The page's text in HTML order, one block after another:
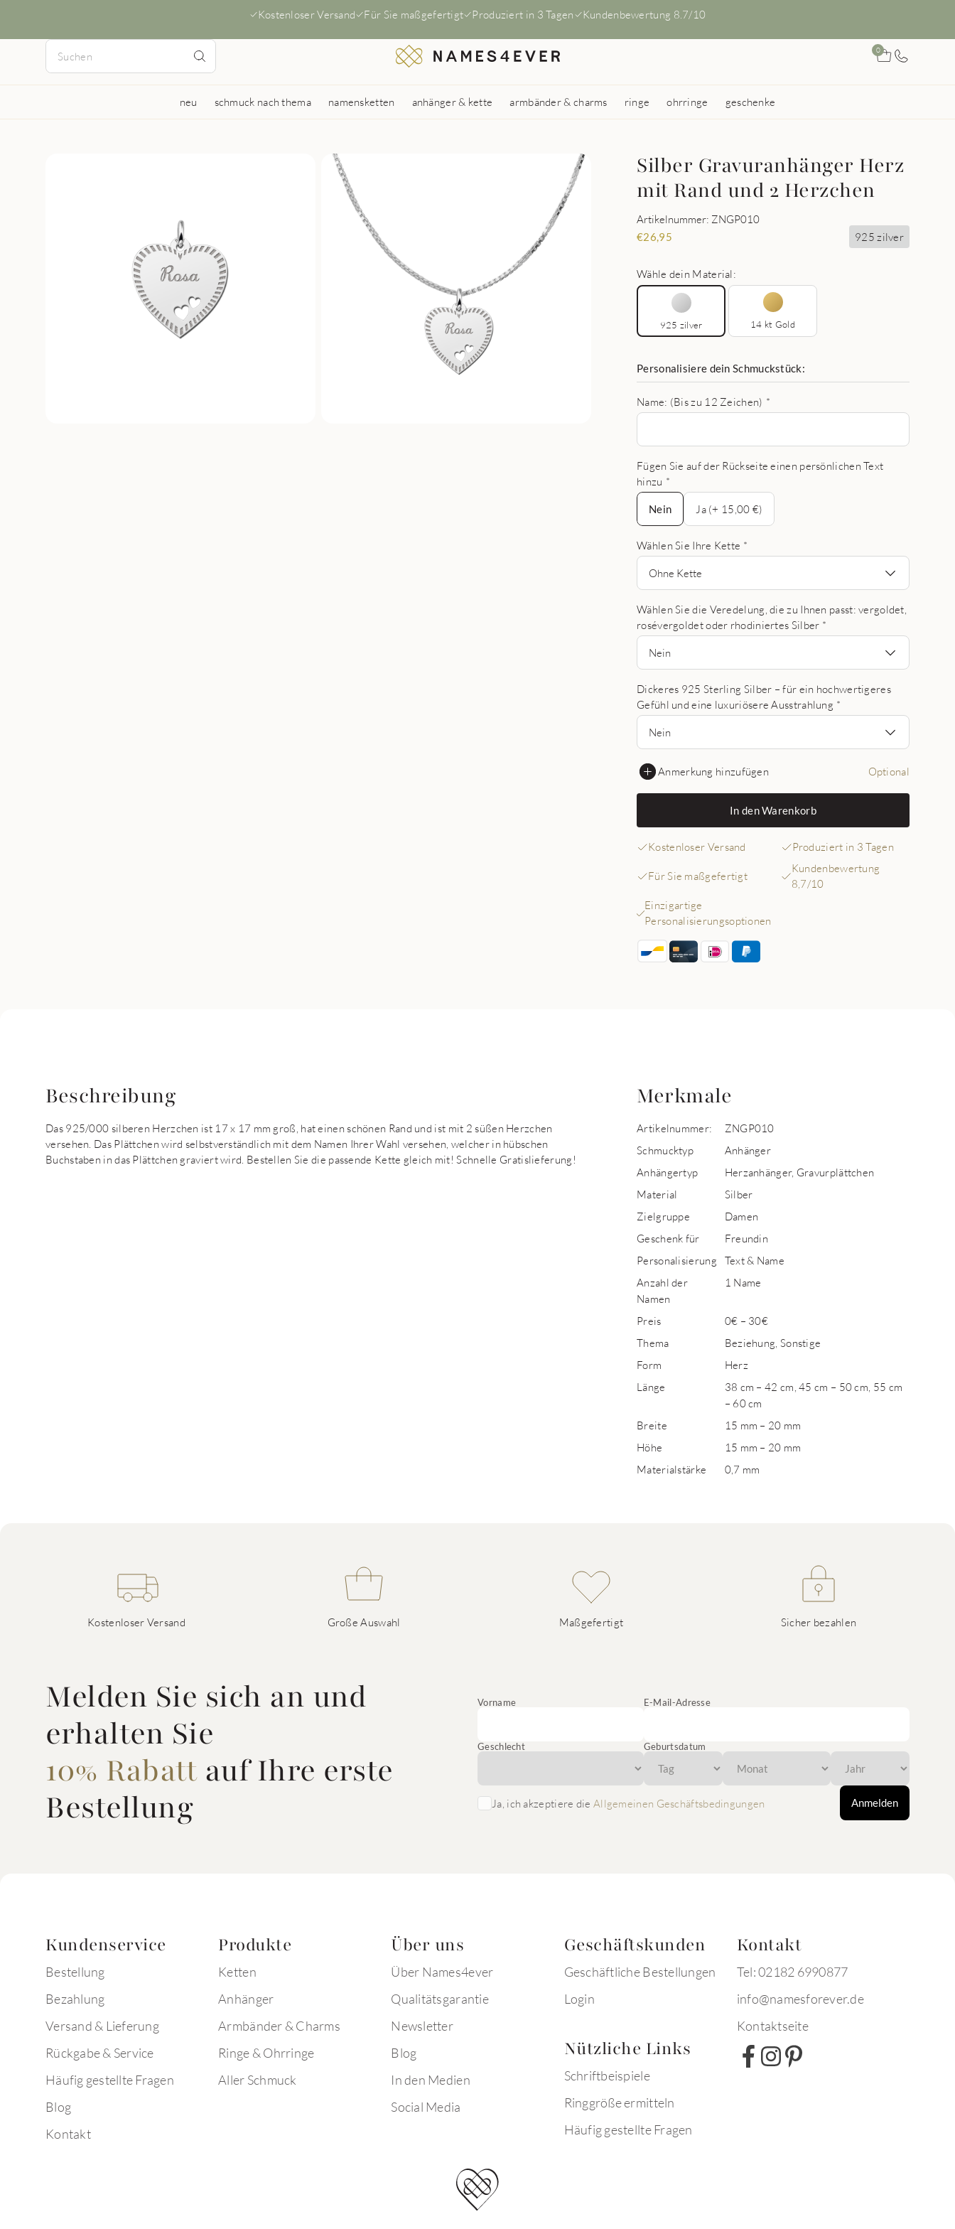
Kostenloser Versand Für Sie maßgefertigt Produziert in 3 Tagen Kundenbewertung 8.7/10
0
neu schmuck nach thema namensketten anhänger & kette armbänder & charms ringe ohrringe geschenke
Silber Gravuranhänger Herz
mit Rand und 2 Herzchen
Artikelnummer: ZNGP010
€26,95 925 zilver
Wähle dein Material:
925 zilver 14 kt Gold
Personalisiere dein Schmuckstück:
Name: (Bis zu 12 Zeichen) *
Fügen Sie auf der Rückseite einen persönlichen Text
hinzu *
Nein
Nein
Ja (+ 15,00 €)
Wählen Sie Ihre Kette *
Ohne Kette
Wählen Sie die Veredelung, die zu Ihnen passt: vergoldet,
rosévergoldet oder rhodiniertes Silber *
Nein
Dickeres 925 Sterling Silber – für ein hochwertigeres
Gefühl und eine luxuriösere Ausstrahlung *
Nein
Anmerkung hinzufügen Optional
In den Warenkorb
Kostenloser Versand Produziert in 3 Tagen
Für Sie maßgefertigt
Kundenbewertung
8,7/10
Einzigartige
Personalisierungsoptionen
Beschreibung
Das 925/000 silberen Herzchen ist 17 x 17 mm groß, hat einen schönen Rand und ist mit 2 süßen Herzchen
versehen. Das Plättchen wird selbstverständlich mit dem Namen Ihrer Wahl versehen, welcher in hübschen
Buchstaben in das Plättchen graviert wird. Bestellen Sie die passende Kette gleich mit! Schnelle Gratislieferung!
Merkmale
Artikelnummer:
ZNGP010
Schmucktyp
Anhänger
Anhängertyp
Herzanhänger, Gravurplättchen
Material
Silber
Zielgruppe
Damen
Geschenk für
Freundin
Personalisierung
Text & Name
Anzahl der
Namen
1 Name
Preis
0€ – 30€
Thema
Beziehung, Sonstige
Form
Herz
Länge
38 cm – 42 cm, 45 cm – 50 cm, 55 cm
– 60 cm
Breite
15 mm – 20 mm
Höhe
15 mm – 20 mm
Materialstärke
0,7 mm
Kostenloser Versand Große Auswahl Maßgefertigt Sicher bezahlen
Melden Sie sich an und
erhalten Sie
10% Rabattauf Ihre erste
Bestellung
Vorname E-Mail-Adresse
Geschlecht Geburtsdatum
Ja, ich akzeptiere die Allgemeinen Geschäftsbedingungen Anmelden
Kundenservice
Bestellung
Bezahlung
Versand & Lieferung
Rückgabe & Service
Häufig gestellte Fragen
Blog
Kontakt
Produkte
Ketten
Anhänger
Armbänder & Charms
Ringe & Ohrringe
Aller Schmuck
Über uns
Über Names4ever
Qualitätsgarantie
Newsletter
Blog
In den Medien
Social Media
Geschäftskunden
Geschäftliche Bestellungen
Login
Nützliche Links
Schriftbeispiele
Ringgröße ermitteln
Häufig gestellte Fragen
Kontakt
Tel: 02182 6990877
info@namesforever.de
Kontaktseite